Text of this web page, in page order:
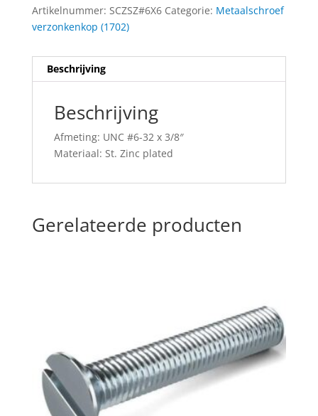
Artikelnummer: SCZSZ#6X6 Categorie: Metaalschroef
verzonkenkop (1702)
Beschrijving
Beschrijving
Afmeting: UNC #6-32 x 3/8″
Materiaal: St. Zinc plated
Gerelateerde producten